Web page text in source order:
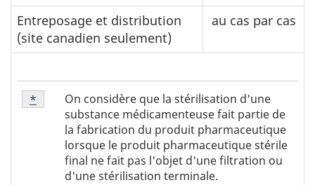
Entreposage et distribution
(site canadien seulement)
au cas par cas
Note
*
On considère que la stérilisation d'une
substance médicamenteuse fait partie de
la fabrication du produit pharmaceutique
lorsque le produit pharmaceutique stérile
final ne fait pas l'objet d'une filtration ou
d'une stérilisation terminale.
Return to note
* referrer